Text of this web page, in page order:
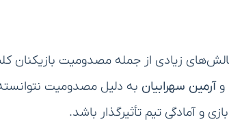
زیادی از جمله مصدومیت بازیکنان
وآرمین سهرابیان به دلیل مصدومیت
و آمادگی تیم تأثیرگذار باشد.